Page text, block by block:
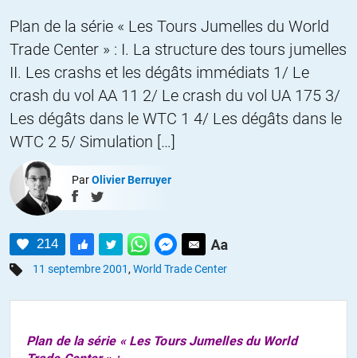
NOUS
DON
Plan de la série « Les Tours Jumelles du World
Trade Center » : I. La structure des tours jumelles
II. Les crashs et les dégâts immédiats 1/ Le
crash du vol AA 11 2/ Le crash du vol UA 175 3/
Les dégâts dans le WTC 1 4/ Les dégâts dans le
WTC 2 5/ Simulation […]
ParOlivier Berruyer
214
11 septembre 2001 , World Trade Center
Plan de la série « Les Tours Jumelles du World